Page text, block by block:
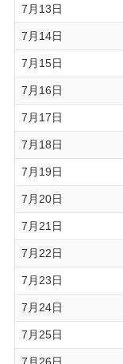
7月13日
7月14日
7月15日
7月16日
7月17日
7月18日
7月19日
7月20日
7月21日
7月22日
7月23日
7月24日
7月25日